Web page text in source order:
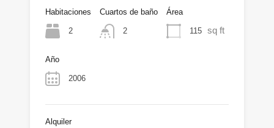
Habitaciones
2
Cuartos de baño
2
Área
115 sq ft
Año
2006
Alquiler